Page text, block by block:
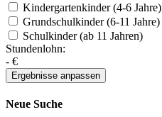
Kindergartenkinder (4-6 Jahre)
Grundschulkinder (6-11 Jahre)
Schulkinder (ab 11 Jahren)
Stundenlohn:
- €
Neue Suche